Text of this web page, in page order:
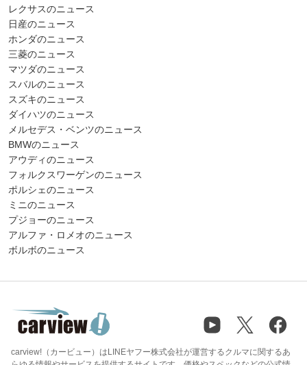
レクサスのニュース
日産のニュース
ホンダのニュース
三菱のニュース
マツダのニュース
スバルのニュース
スズキのニュース
ダイハツのニュース
メルセデス・ベンツのニュース
BMWのニュース
アウディのニュース
フォルクスワーゲンのニュース
ポルシェのニュース
ミニのニュース
プジョーのニュース
アルファ・ロメオのニュース
ボルボのニュース
carview!（カービュー）はLINEヤフー株式会社が運営するクルマに関するあ